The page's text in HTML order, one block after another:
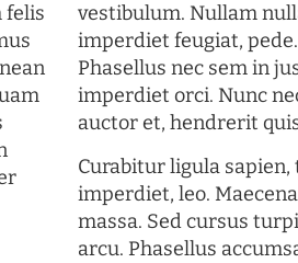
felis
vestibulum. Nullam
imperdiet feugiat,
Phasellus nec sem in
imperdiet orci. Nunc
auctor et, hendrerit
Curabitur ligula
imperdiet, leo.
massa. Sed cursus
arcu. Phasellus